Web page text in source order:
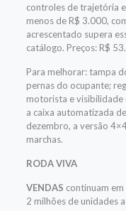
controles de trajetória
menos de R$ 3.000,
acrescentado supera
catálogo. Preços: R$
Para melhorar: tampa
pernas do ocupante;
motorista e visibilidade
a caixa automatizada
dezembro, a versão
marchas.
RODA VIVA
VENDAS continuam
2 milhões de unidades